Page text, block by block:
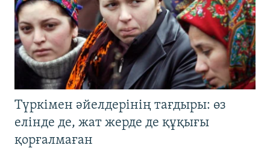
Түркімен әйелдерінің тағдыры: өз
елінде де, жат жерде де құқығы
қорғалмаған